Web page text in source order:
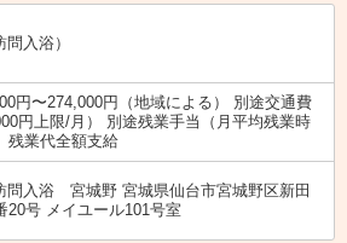
入浴）
円〜274,000円（地域による） 別途交通費
円上限/月） 別途残業手当（月平均残業時
残業代全額支給
問入浴 宮城野 宮城県仙台市宮城野区新田
20号 メイユール101号室